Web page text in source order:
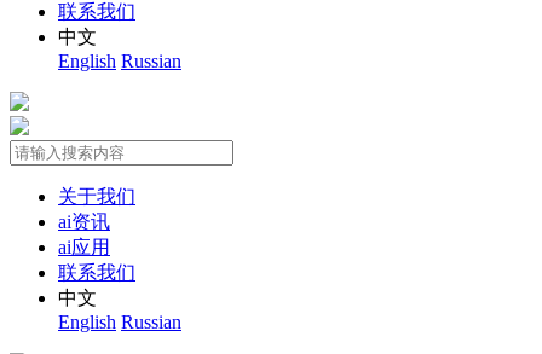
联系我们
中文
English Russian
关于我们
ai资讯
ai应用
联系我们
中文
English Russian